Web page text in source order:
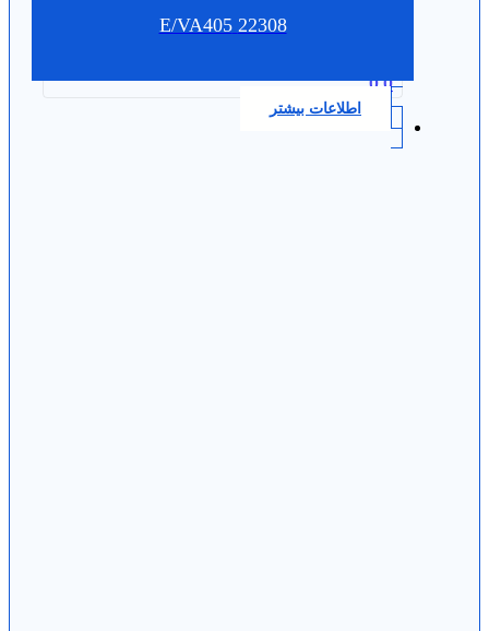
22308 E/VA405
0.0
اطلاعات بیشتر